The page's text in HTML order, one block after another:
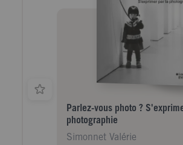
Parlez-vous photo ?
photographie
Simonnet Valérie